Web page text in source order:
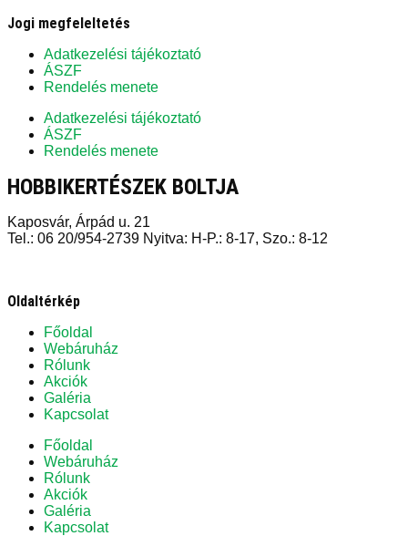
Jogi megfeleltetés
Adatkezelési tájékoztató
ÁSZF
Rendelés menete
Adatkezelési tájékoztató
ÁSZF
Rendelés menete
HOBBIKERTÉSZEK BOLTJA
Kaposvár, Árpád u. 21
Tel.: 06 20/954-2739 Nyitva: H-P.: 8-17, Szo.: 8-12
Oldaltérkép
Főoldal
Webáruház
Rólunk
Akciók
Galéria
Kapcsolat
Főoldal
Webáruház
Rólunk
Akciók
Galéria
Kapcsolat